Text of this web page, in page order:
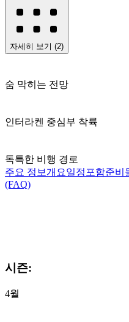
자세히 보기 (2)
숨 막히는 전망
인터라켄 중심부 착륙
독특한 비행 경로
주요 정보개요일정 포함준비
(FAQ)
시즌:
4월